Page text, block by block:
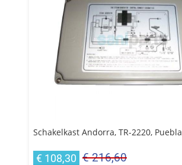
Schakelkast Andorra, TR-2220, Puebla
€ 108,30 € 216,60